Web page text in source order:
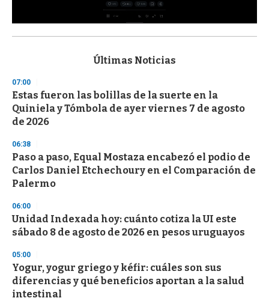
s
d
s
o
f
3
s
e
c
o
n
Últimas Noticias
07:00
Estas fueron las bolillas de la suerte en la
Quiniela y Tómbola de ayer viernes 7 de agosto
de 2026
06:38
Paso a paso, Equal Mostaza encabezó el podio de
Carlos Daniel Etchechoury en el Comparación de
Palermo
06:00
Unidad Indexada hoy: cuánto cotiza la UI este
sábado 8 de agosto de 2026 en pesos uruguayos
05:00
Yogur, yogur griego y kéfir: cuáles son sus
diferencias y qué beneficios aportan a la salud
intestinal